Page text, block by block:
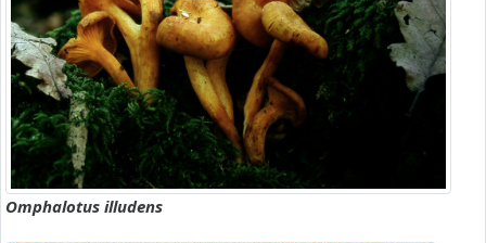
Omphalotus illudens